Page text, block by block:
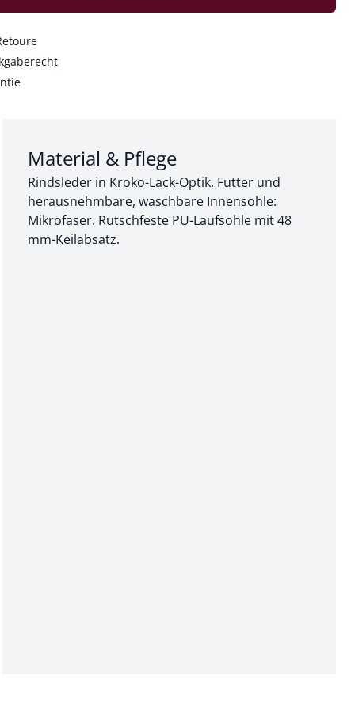
Abschnitt 3 von 3:
Material & Pflege
Rindsleder in Kroko-Lack-Optik. Futter und
herausnehmbare, waschbare Innensohle:
Mikrofaser. Rutschfeste PU-Laufsohle mit 48
mm-Keilabsatz.